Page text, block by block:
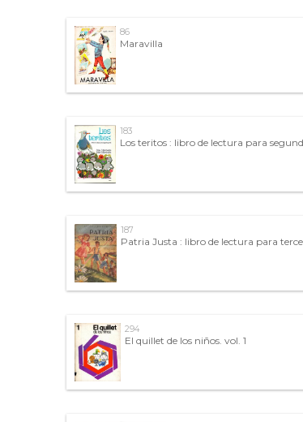
86
Maravilla
183
Los teritos : libro de lectura para
187
Patria Justa : libro de lectura para
294
El quillet de los niños. vol. 1